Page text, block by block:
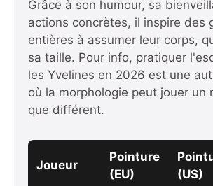
Grâce à son humour, sa
actions concrètes, il inspire des
entières à assumer leur corps,
sa taille. Pour info, pratiquer
les Yvelines en 2026 est une
où la morphologie peut jouer un
que différent.
Joueur
Pointure
(EU)
(US)